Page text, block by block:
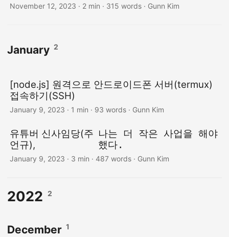
November 12, 2023 · 2 min · 315 words · Gunn Kim
January 2
[node.js] 원격으로 안드로이드폰 서버(termux)
접속하기(SSH)
January 9, 2023 · 1 min · 93 words · Gunn Kim
유튜버 신사임당(주
언규),
나는 더 작은 사업을 해야
했다.
January 9, 2023 · 3 min · 487 words · Gunn Kim
2022 2
December 1